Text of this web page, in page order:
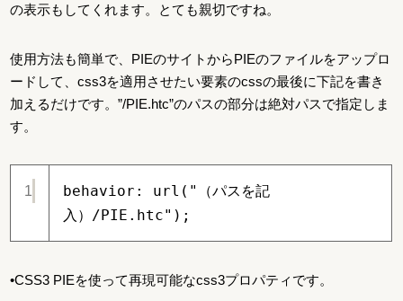
の表示もしてくれます。とても親切ですね。
使用方法も簡単で、PIEのサイトからPIEのファイルをアップロ
ードして、css3を適用させたい要素のcssの最後に下記を書き
加えるだけです。”/PIE.htc”のパスの部分は絶対パスで指定しま
す。
1
behavior: url("（パスを記
入）/PIE.htc");
•CSS3 PIEを使って再現可能なcss3プロパティです。